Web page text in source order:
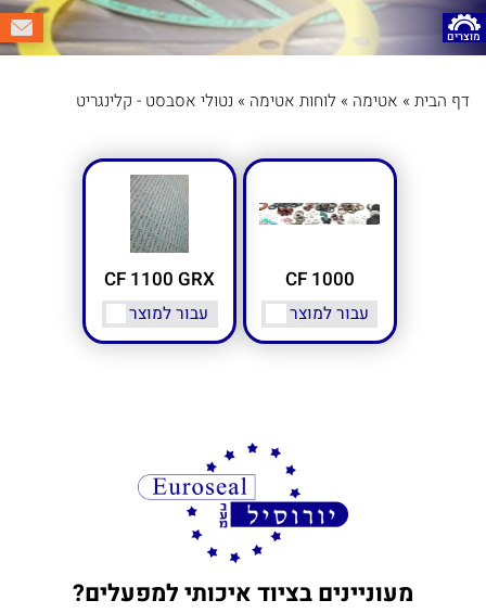
מוצרים
האטימה, ציפויים ואיכות הסביבה
דף הבית » אטימה » לוחות אטימה » נטולי אסבסט - קלינגריט
CF 1000
עבור למוצר
CF 1100 GRX
עבור למוצר
מעוניינים בציוד איכותי למפעלים?